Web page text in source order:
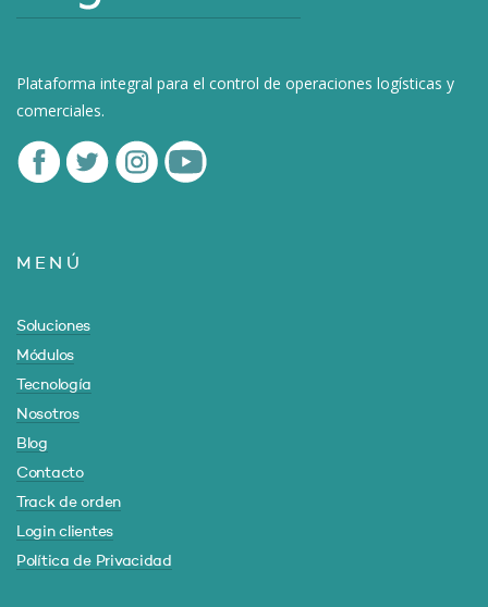
Plataforma integral para el control de operaciones logísticas y
comerciales.
MENÚ
Soluciones
Módulos
Tecnología
Nosotros
Blog
Contacto
Track de orden
Login clientes
Política de Privacidad